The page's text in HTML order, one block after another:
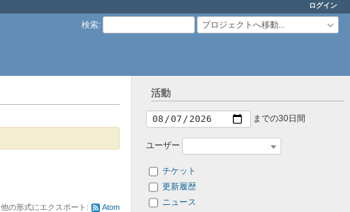
ログイン
検索: プロジェクトへ移動...
活動
までの30日間
ユーザー
チケット
更新履歴
ニュース
他の形式にエクスポート: Atom